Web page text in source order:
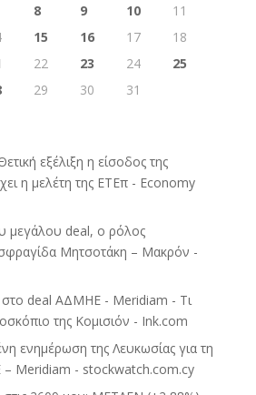
8 9 10
11
15 16 17
18
22 23 24
25
29 30
31
εξέλιξη η είσοδος της
η μελέτη της ΕΤΕπ - Economy
μεγάλου deal, ο ρόλος
Μητσοτάκη – Μακρόν -
στο deal ΑΔΜΗΕ - Meridiam - Τι
της Κομισιόν - Ink.com
ενημέρωση της Λευκωσίας για τη
Meridiam - stockwatch.com.cy